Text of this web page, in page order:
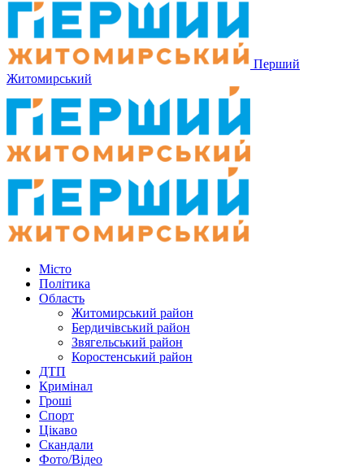
Перший
Житомирський
Місто
Політика
Область
Житомирський район
Бердичівський район
Звягельський район
Коростенський район
ДТП
Кримінал
Гроші
Спорт
Цікаво
Скандали
Фото/Відео